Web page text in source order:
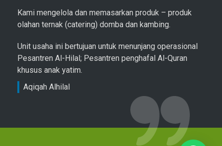
Kami mengelola dan memasarkan produk – produk
olahan ternak (catering) domba dan kambing.
Unit usaha ini bertujuan untuk menunjang operasional
Pesantren Al-Hilal; Pesantren penghafal Al-Quran
khusus anak yatim.
Aqiqah Alhilal